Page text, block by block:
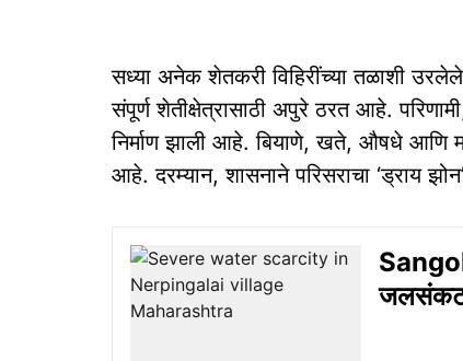
सध्या अनेक शेतकरी विहिरींच्या तळाशी उरलेले
संपूर्ण शेतीक्षेत्रासाठी अपुरे ठरत आहे.
निर्माण झाली आहे. बियाणे, खते, औषधे आणि
आहे. दरम्यान, शासनाने परिसराचा ‘ड्राय
जलसंकट